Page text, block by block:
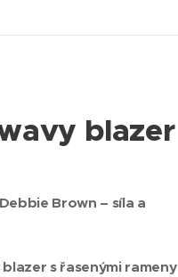
blazer
Brown – síla a
s řasenými rameny